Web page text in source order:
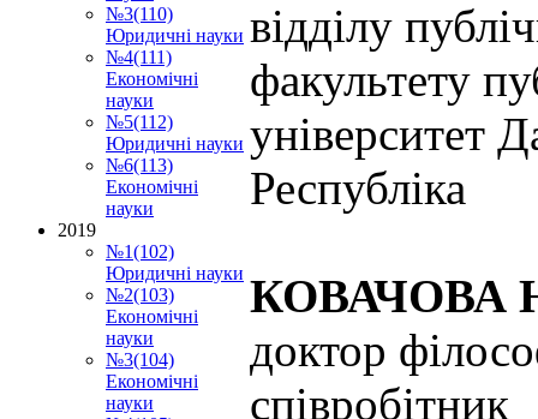
відділу
факультету
університет
Республіка
КОВАЧОВА
доктор
співробітник
№3(110)
Юридичні науки
№4(111)
Економічні
науки
№5(112)
Юридичні науки
№6(113)
Економічні
науки
2019
№1(102)
Юридичні науки
№2(103)
Економічні
науки
№3(104)
Економічні
науки